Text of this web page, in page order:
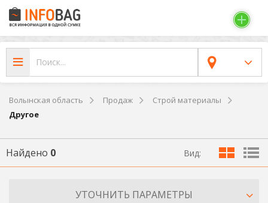
Волынская область Продаж
Строй материалы
Другое
Найдено 0 Вид:
УТОЧНИТЬ ПАРАМЕТРЫ